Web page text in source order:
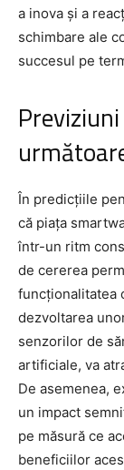
a inova și a
schimbare ale
succesul pe
În predicțiile
că piața
într-un ritm
de cererea
funcționalitatea
dezvoltarea
senzorilor de
artificiale, va
De asemenea,
un impact
pe măsură ce
beneficiilor